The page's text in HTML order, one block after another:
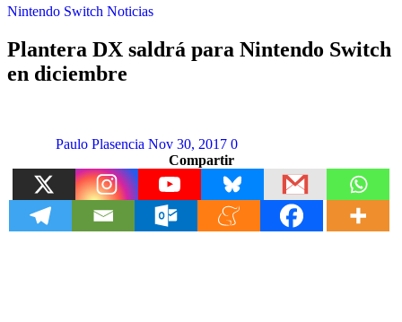
Nintendo Switch Noticias
Plantera DX saldrá para Nintendo Switch
en diciembre
Paulo Plasencia Nov 30, 2017 0
Compartir